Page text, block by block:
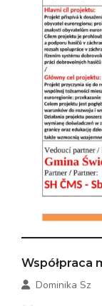
Współpraca
Dominika Sz